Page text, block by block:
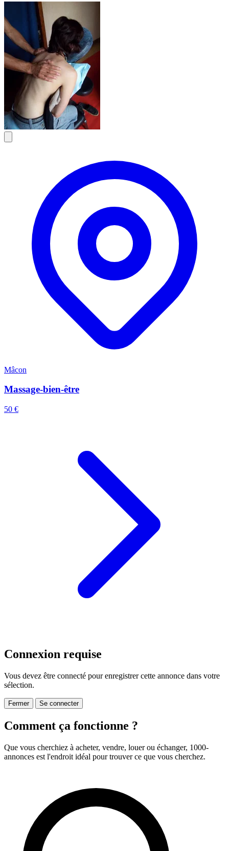
Mâcon
Massage-bien-être
50 €
Connexion requise
Vous devez être connecté pour enregistrer cette annonce dans votre
sélection.
Fermer Se connecter
Comment ça fonctionne ?
Que vous cherchiez à acheter, vendre, louer ou échanger, 1000-
annonces est l'endroit idéal pour trouver ce que vous cherchez.